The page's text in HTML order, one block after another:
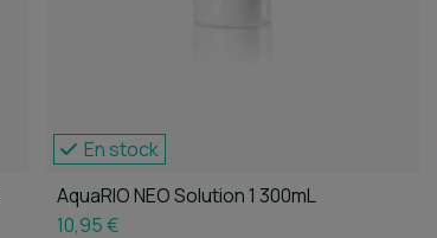
En stock
AquaRIO NEO Solution 1 300mL
10,95 €